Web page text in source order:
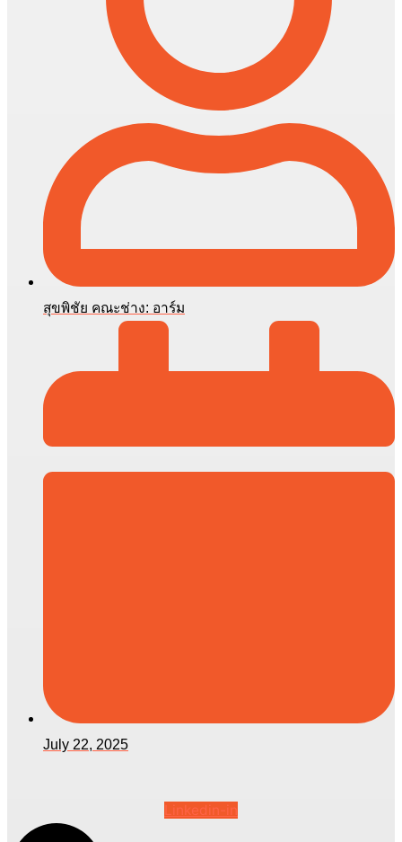
สุขพิชัย คณะช่าง: อาร์ม
July 22, 2025
Linkedin-in